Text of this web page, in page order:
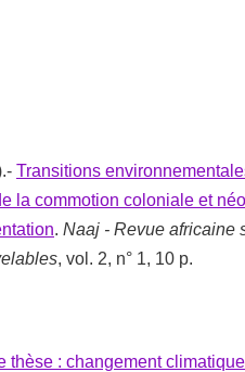
Transitions
la commotion coloniale et
. Naaj - Revue africaine
, vol. 2, n° 1, 10 p.
thèse : changement